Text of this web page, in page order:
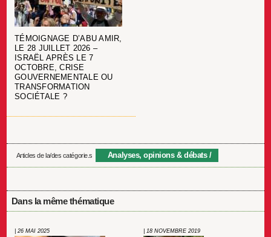
TÉMOIGNAGE D’ABU AMIR,
LE 28 JUILLET 2026 –
ISRAËL APRÈS LE 7
OCTOBRE, CRISE
GOUVERNEMENTALE OU
TRANSFORMATION
SOCIÉTALE ?
Articles de la/des catégorie.s Analyses, opinions & débats
Dans la même thématique
| 26 MAI 2025 | 18 NOVEMBRE 2019